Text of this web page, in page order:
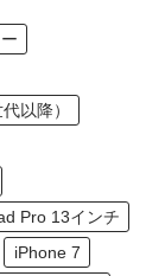
以降）
Pro 13インチ
iPhone 7